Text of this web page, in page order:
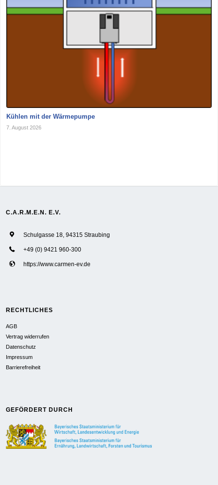
Kühlen mit der Wärmepumpe
7. August 2026
C.A.R.M.E.N. E.V.
Schulgasse 18, 94315 Straubing
+49 (0) 9421 960-300
https://www.carmen-ev.de
RECHTLICHES
AGB
Vertrag widerrufen
Datenschutz
Impressum
Barrierefreiheit
GEFÖRDERT DURCH